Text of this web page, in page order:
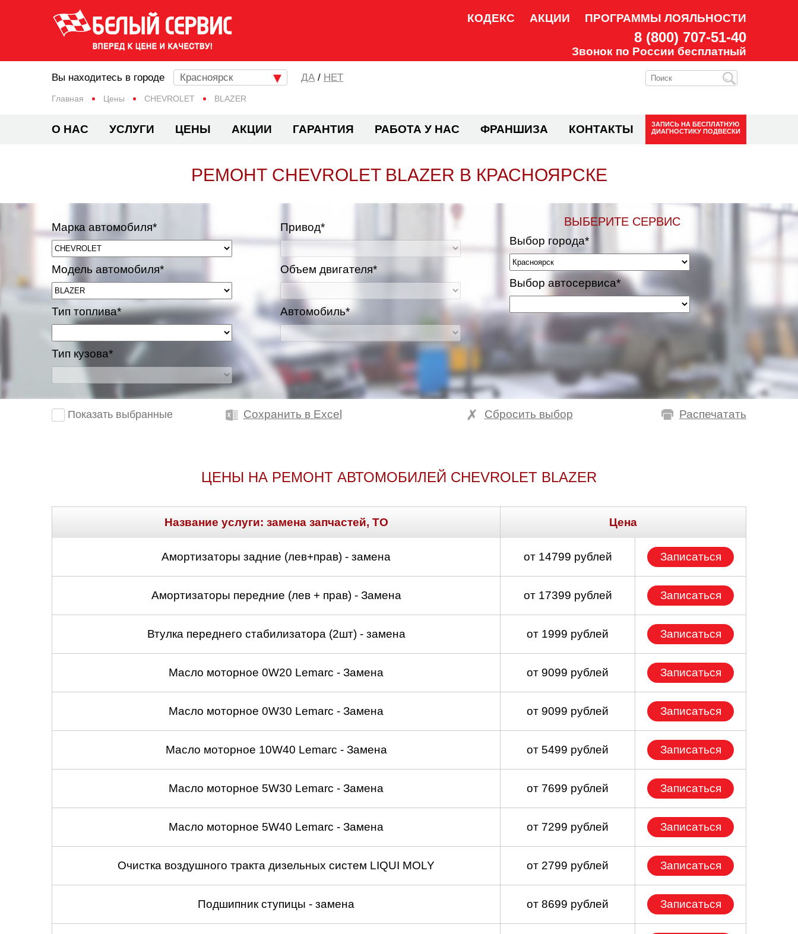
КОДЕКС АКЦИИ ПРОГРАММЫ ЛОЯЛЬНОСТИ
8 (800) 707-51-40
Звонок по России бесплатный
Главная Цены CHEVROLET BLAZER
Вы находитесь в городе Красноярск / НЕТ
О НАС УСЛУГИ ЦЕНЫ АКЦИИ ГАРАНТИЯ РАБОТА У НАС ФРАНШИЗА КОНТАКТЫ ЗАПИСЬ НА БЕСПЛАТНУЮ
ДИАГНОСТИКУ ПОДВЕСКИ
РЕМОНТ CHEVROLET BLAZER В КРАСНОЯРСКЕ
Марка автомобиля*
Модель автомобиля*
Тип топлива*
Тип кузова*
Привод*
Объем двигателя*
Автомобиль*
ВЫБЕРИТЕ СЕРВИС
Выбор города*
Выбор автосервиса*
Показать выбранные Сохранить в Excel Распечатать
Сбросить выбор
ЦЕНЫ НА РЕМОНТ АВТОМОБИЛЕЙ CHEVROLET BLAZER
Название услуги: замена запчастей, ТО Цена
Амортизаторы задние (лев+прав) - замена от 14799 рублей Записаться
Амортизаторы передние (лев + прав) - Замена от 17399 рублей Записаться
Втулка переднего стабилизатора (2шт) - замена от 1999 рублей Записаться
Масло моторное 0W20 Lemarc - Замена от 9099 рублей Записаться
Масло моторное 0W30 Lemarc - Замена от 9099 рублей Записаться
Масло моторное 10W40 Lemarc - Замена от 5499 рублей Записаться
Масло моторное 5W30 Lemarc - Замена от 7699 рублей Записаться
Масло моторное 5W40 Lemarc - Замена от 7299 рублей Записаться
Очистка воздушного тракта дизельных систем LIQUI MOLY от 2799 рублей Записаться
Подшипник ступицы - замена от 8699 рублей Записаться